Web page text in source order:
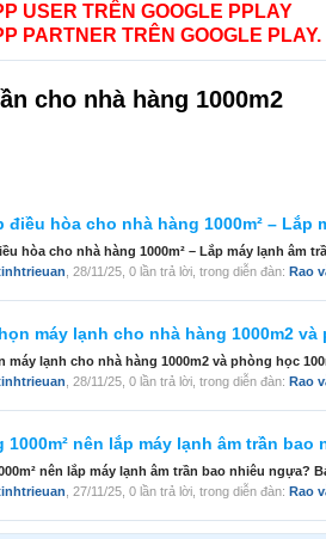
USER TRÊN GOOGLE PPLAY
PARTNER TRÊN GOOGLE PLAY.
cho nhà hàng 1000m2
điều hòa cho nhà hàng 1000m² –
hòa cho nhà hàng 1000m² – Lắp máy lạnh âm
28/11/25 , 0 lần trả lời, trong diễn đàn: Rao
máy lạnh cho nhà hàng 1000m2
máy lạnh cho nhà hàng 1000m2 và phòng học
28/11/25 , 0 lần trả lời, trong diễn đàn: Rao
1000m² nên lắp máy lạnh âm trần
nên lắp máy lạnh âm trần bao nhiêu ngựa?
27/11/25 , 0 lần trả lời, trong diễn đàn: Rao